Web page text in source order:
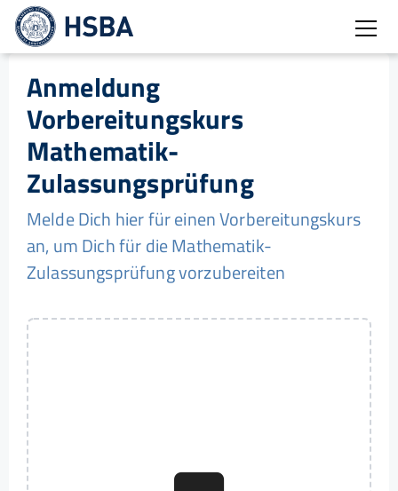
Anmeldung
Vorbereitungskurs
Mathematik-
Zulassungsprüfung
Melde Dich hier für einen Vorbereitungskurs
an, um Dich für die Mathematik-
Zulassungsprüfung vorzubereiten